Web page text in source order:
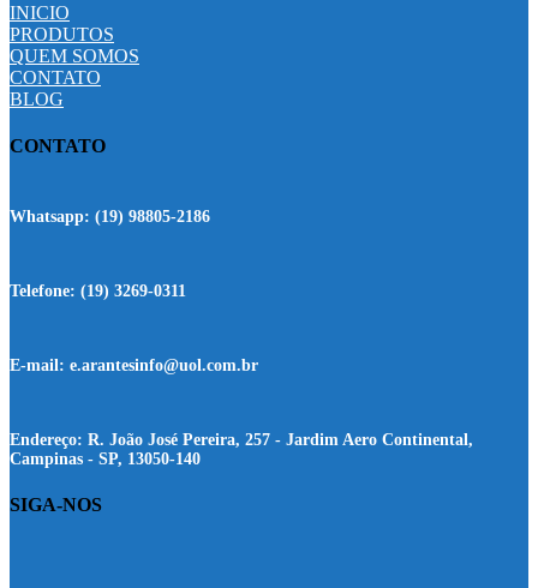
INICIO
PRODUTOS
QUEM SOMOS
CONTATO
BLOG
CONTATO
Whatsapp: (19) 98805-2186
Telefone: (19) 3269-0311
E-mail: e.arantesinfo@uol.com.br
Endereço: R. João José Pereira, 257 - Jardim Aero Continental,
Campinas - SP, 13050-140
SIGA-NOS